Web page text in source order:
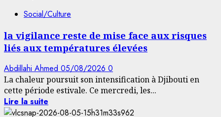
Social/Culture
la vigilance reste de mise face aux risques
liés aux températures élevées
Abdillahi Ahmed 05/08/2026 0
La chaleur poursuit son intensification à Djibouti en
cette période estivale. Ce mercredi, les...
Lire la suite